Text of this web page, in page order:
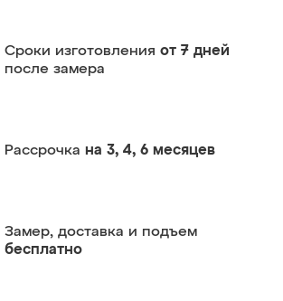
Сроки изготовления от 7 дней
после замера
Рассрочка на 3, 4, 6 месяцев
Замер, доставка и подъем
бесплатно